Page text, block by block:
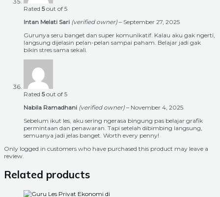
Rated 5out of 5
Intan Melati Sari (verified owner) – September 27, 2025
Gurunya seru banget dan super komunikatif. Kalau aku gak ngerti,
langsung dijelasin pelan-pelan sampai paham. Belajar jadi gak
bikin stres sama sekali.
Rated 5out of 5
Nabila Ramadhani (verified owner) – November 4, 2025
Sebelum ikut les, aku sering ngerasa bingung pas belajar grafik
permintaan dan penawaran. Tapi setelah dibimbing langsung,
semuanya jadi jelas banget. Worth every penny!
Only logged in customers who have purchased this product may leave a
review.
Related products